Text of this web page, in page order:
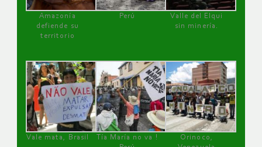
Amazonía
defiende su
territorio
Perú
Valle del Elqui
sin minería.
Vale mata, Brasil
Tía María no va !
Orinoco,